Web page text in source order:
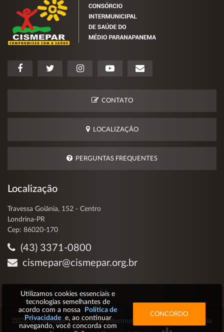
CONTATO
LOCALIZAÇÃO
PERGUNTAS FREQUENTES
Localização
Travessa Goiânia, 152 - Centro
Londrina-PR
Cep: 86020-170
(43) 3371-0800
cismepar@cismepar.org.br
2026 © Cismepar - Consórcio Intermunicipal de Saúde do Médio
Utilizamos cookies essenciais e
tecnologias semelhantes de
acordo com a nossa
Política de
Privacidadee, ao continuar
navegando, você concorda com
CONCORDO